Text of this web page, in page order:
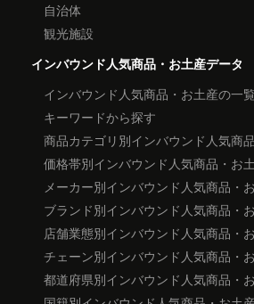
自治体
観光施設
インバウンド人気商品・お土産データ
インバウンド人気商品・お土産の一覧
キーワードから探す
商品カテゴリ別インバウンド人気商
価格帯別インバウンド人気商品・お
メーカー別インバウンド人気商品・
ブランド別インバウンド人気商品・
店舗業態別インバウンド人気商品・
チェーン別インバウンド人気商品・
都道府県別インバウンド人気商品・